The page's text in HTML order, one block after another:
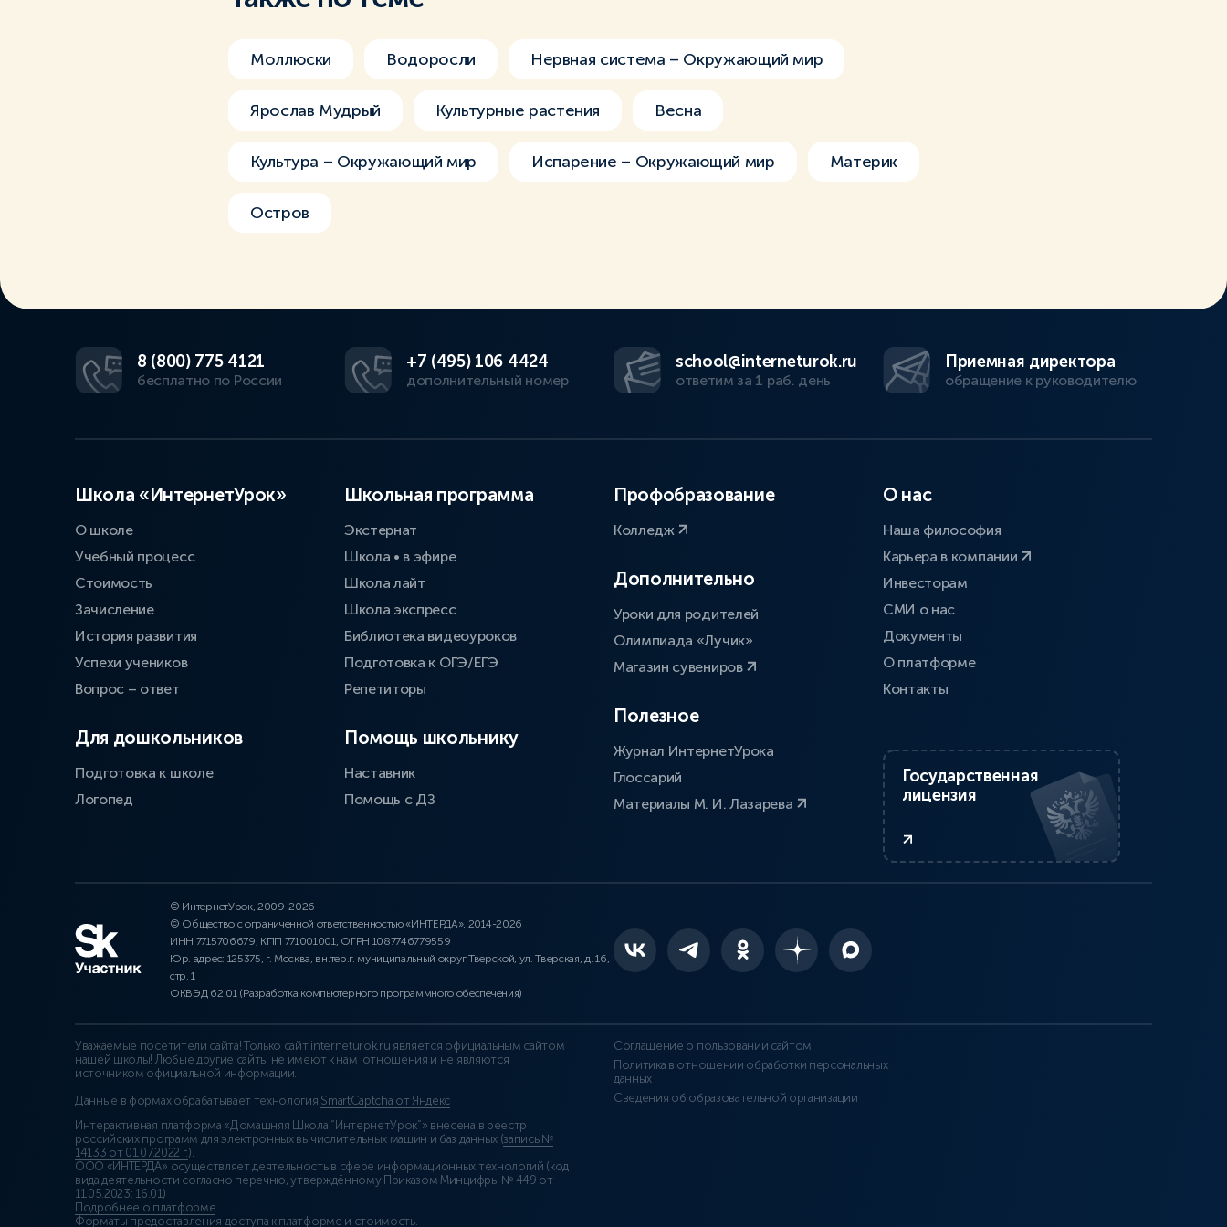
Моллюски Водоросли Нервная система – Окружающий мир
Ярослав Мудрый Культурные растения Весна
Культура – Окружающий мир Испарение – Окружающий мир Материк
Остров
8 (800) 775 4121
бесплатно по России
+7 (495) 106 4424
дополнительный номер
school@interneturok.ru
ответим за 1 раб. день
Приемная директора
обращение к руководителю
Школа «ИнтернетУрок»
О школе
Учебный процесс
Стоимость
Зачисление
История развития
Успехи учеников
Вопрос – ответ
Для дошкольников
Подготовка к школе
Логопед
Школьная программа
Экстернат
Школа • в эфире
Школа лайт
Школа экспресс
Библиотека видеоуроков
Подготовка к ОГЭ/ЕГЭ
Репетиторы
Помощь школьнику
Наставник
Помощь с ДЗ
Профобразование
Колледж
Дополнительно
Уроки для родителей
Олимпиада «Лучик»
Магазин сувениров
Полезное
Журнал ИнтернетУрока
Глоссарий
Материалы М. И. Лазарева
О нас
Наша философия
Карьера в компании
Инвесторам
СМИ о нас
Документы
О платформе
Контакты
Государственная
лицензия
© ИнтернетУрок, 2009-2026
© Общество с ограниченной ответственностью «ИНТЕРДА», 2014-2026
ИНН 7715706679, КПП 771001001, ОГРН 1087746779559
Юр. адрес: 125375, г. Москва, вн.тер.г. муниципальный округ Тверской, ул. Тверская, д. 16,
стр. 1
ОКВЭД 62.01 (Разработка компьютерного программного обеспечения)
Уважаемые посетители сайта! Только сайт interneturok.ru является официальным сайтом
нашей школы! Любые другие сайты не имеют к нам отношения и не являются
источником официальной информации.
Данные в формах обрабатывает технология SmartCaptcha от Яндекс
Интерактивная платформа «Домашняя Школа “ИнтернетУрок”» внесена в реестр
российских программ для электронных вычислительных машин и баз данных (запись №
14133 от 01.07.2022 г.).
ООО «ИНТЕРДА» осуществляет деятельность в сфере информационных технологий (код
вида деятельности согласно перечню, утверждённому Приказом Минцифры № 449 от
11.05.2023: 16.01)
Подробнее о платформе.
Форматы предоставления доступа к платформе и стоимость.
Соглашение о пользовании сайтом
Политика в отношении обработки персональных
данных
Сведения об образовательной организации